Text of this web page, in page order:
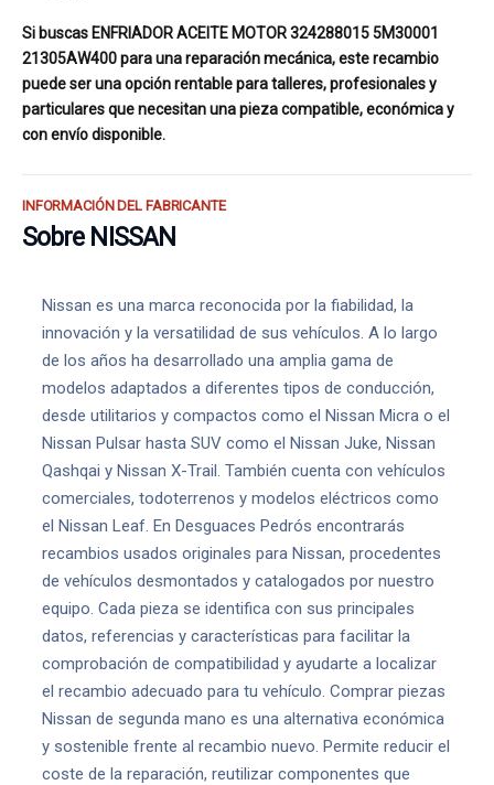
Si buscas ENFRIADOR ACEITE MOTOR 324288015 5M30001
21305AW400 para una reparación mecánica, este recambio
puede ser una opción rentable para talleres, profesionales y
particulares que necesitan una pieza compatible, económica y
con envío disponible.
INFORMACIÓN DEL FABRICANTE
Sobre NISSAN
Nissan es una marca reconocida por la fiabilidad, la
innovación y la versatilidad de sus vehículos. A lo largo
de los años ha desarrollado una amplia gama de
modelos adaptados a diferentes tipos de conducción,
desde utilitarios y compactos como el Nissan Micra o el
Nissan Pulsar hasta SUV como el Nissan Juke, Nissan
Qashqai y Nissan X-Trail. También cuenta con vehículos
comerciales, todoterrenos y modelos eléctricos como
el Nissan Leaf. En Desguaces Pedrós encontrarás
recambios usados originales para Nissan, procedentes
de vehículos desmontados y catalogados por nuestro
equipo. Cada pieza se identifica con sus principales
datos, referencias y características para facilitar la
comprobación de compatibilidad y ayudarte a localizar
el recambio adecuado para tu vehículo. Comprar piezas
Nissan de segunda mano es una alternativa económica
y sostenible frente al recambio nuevo. Permite reducir el
coste de la reparación, reutilizar componentes que